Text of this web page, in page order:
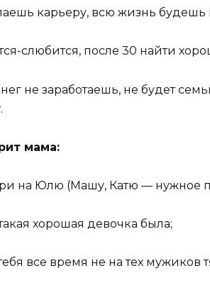
карьеру, всю жизнь будешь
слюбится, после 30 найти
не заработаешь, не будет
мама:
на Юлю (Машу, Катю — нужное
хорошая девочка была;
все время не на тех мужиков